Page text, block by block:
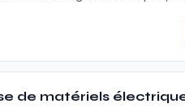
de matériels